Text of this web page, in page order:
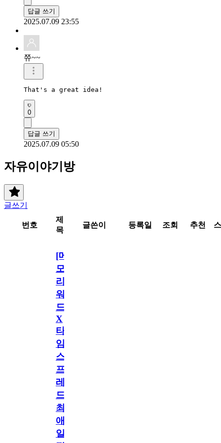
답글 쓰기
2025.07.09 23:55
쮸~~
That's a great idea!
0
답글 쓰기
2025.07.09 05:50
자유이야기방
글쓰기
번호
제
목
글쓴이 등록일 조회 추천
[메
모
리
워
드
X
타
임
스
프
레
드]
최
애
일